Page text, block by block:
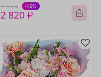
3 320 ₽ -15%
2 820 ₽